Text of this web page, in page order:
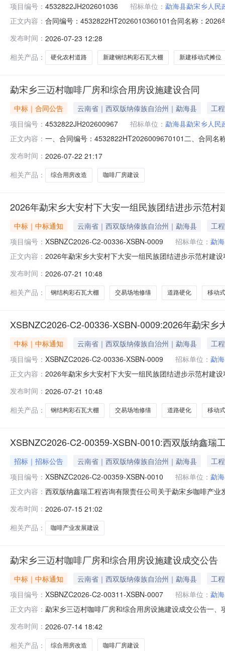
项目编号： 4532822JH202601036 招标单位： 勐海县勐宋乡人民
正文内容： 合同编号：4532822HT2026010360101合同名称：
建筑业合同金额：978900.00元合同签订日期：2026-
发布时间： 2026-07-23 12:28
相关产品：
硬化农村道路 新建钢结构彩石瓦大棚 新建移动式摊位
勐宋乡三迈村咖啡厂房和综合用房设施建设合同
中标｜合同公告 云南省｜西双版纳傣族自治州｜勐海县
工
项目编号： 4532822JH202600967 招标单位： 勐海县勐宋乡人民
正文内容： 一、合同编号：4532822HT2026009670101二、合同名
云南广业建设工程有限公司地址：云南省西双版纳傣族
发布时间： 2026-07-22 21:17
相关产品：
综合用房改造 咖啡厂房建设
2026年勐宋乡大安村下大安一组民族团结进步示范村
中标｜中标通知 云南省｜西双版纳傣族自治州｜勐海县
工
项目编号： XSBNZC2026-C2-00336-XSBN-0009 招标单位： 勐
正文内容： 2026年勐宋乡大安村下大安一组民族团结进步示范村建
海县勐海镇利民路17号1幢1301-1316号报价：978900
发布时间： 2026-07-21 10:48
相关产品：
钢结构彩石瓦大棚 交易场地修缮 道路硬化 移动
XSBNZC2026-C2-00336-XSBN-0009:2026年勐宋
中标｜中标通知 云南省｜西双版纳傣族自治州｜勐海县
工
项目编号： XSBNZC2026-C2-00336-XSBN-0009 招标单位： 勐
正文内容： 2026年勐宋乡大安村下大安一组民族团结进步示范村建
（人民币）联系人及联系方式：项目联系人龙宇、赵敏
发布时间： 2026-07-21 10:48
相关产品：
钢结构彩石瓦大棚 交易场地修缮 道路硬化 移动
XSBNZC2026-C2-00359-XSBN-0010:西双版纳鑫瑞
招标｜招标公告 云南省｜西双版纳傣族自治州｜勐海县
工
项目编号： XSBNZC2026-C2-00359-XSBN-0010 招标单位： 勐
正文内容： 西双版纳鑫瑞工程咨询有限责任公司关于勐宋乡咖啡产
响应文件递交地点请登录云南省政府采购电子交易平台
发布时间： 2026-07-15 21:02
相关产品：
咖啡产业发展建设
勐宋乡三迈村咖啡厂房和综合用房设施建设成交公告
中标｜中标通知 云南省｜西双版纳傣族自治州｜勐海县
工
项目编号： XSBNZC2026-C2-00311-XSBN-0007 招标单位： 勐
正文内容： 勐宋乡三迈村咖啡厂房和综合用房设施建设成交公告一
总报价：1641050（元）89.42四、主要标的信息0}">工
建
发布时间： 2026-07-14 18:42
相关产品：
综合用房改造 咖啡厂房建设